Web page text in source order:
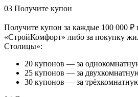
03 Получите купон
Получите купон за каждые 100 000 ₽
«СтройКомфорт» либо за покупку
Столицы»:
20 купонов — за
25 купонов — за
30 купонов — за